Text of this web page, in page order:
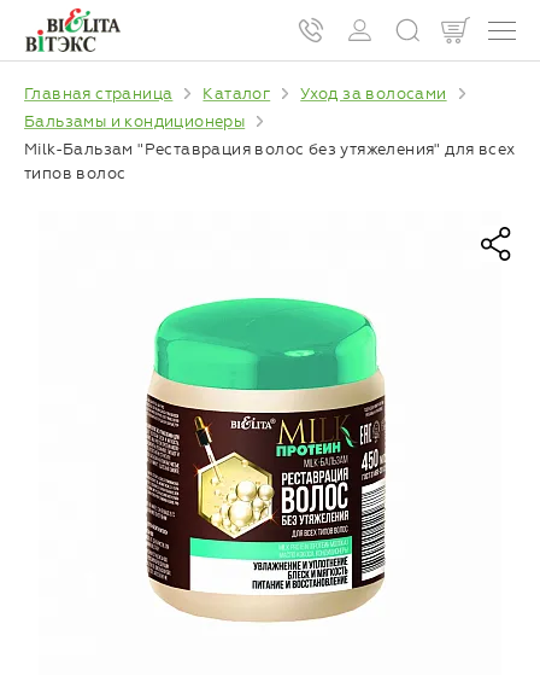
Главная страница Каталог
Уход за волосами
Бальзамы и кондиционеры
Milk-Бальзам "Реставрация волос без утяжеления" для всех
типов волос